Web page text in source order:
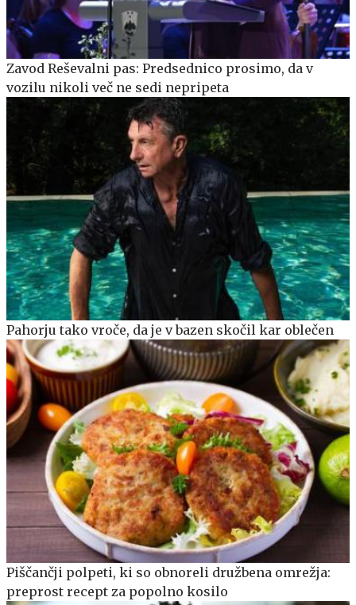
Zavod Reševalni pas: Predsednico prosimo, da v
vozilu nikoli več ne sedi nepripeta
Pahorju tako vroče, da je v bazen skočil kar oblečen
Piščančji polpeti, ki so obnoreli družbena omrežja:
preprost recept za popolno kosilo